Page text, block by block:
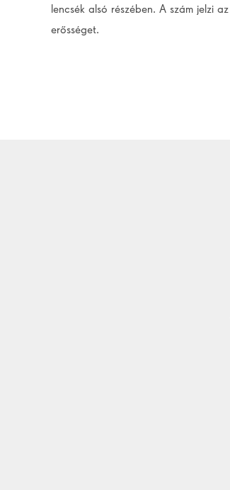
lencsék alsó részében. A szám jelzi az
erősséget.